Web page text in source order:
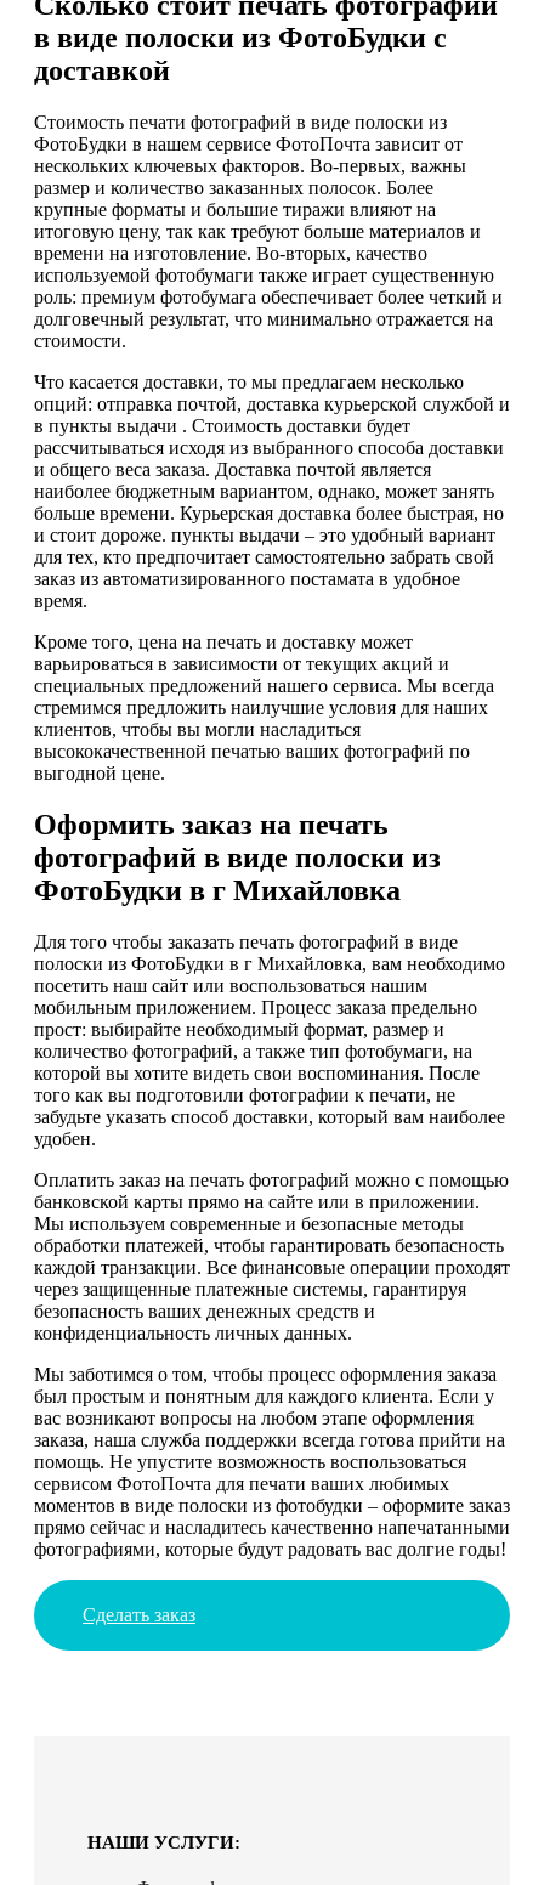
в виде полоски из ФотоБудки с
доставкой
Стоимость печати фотографий в виде полоски из
ФотоБудки в нашем сервисе ФотоПочта зависит от
нескольких ключевых факторов. Во-первых, важны
размер и количество заказанных полосок. Более
крупные форматы и большие тиражи влияют на
итоговую цену, так как требуют больше материалов и
времени на изготовление. Во-вторых, качество
используемой фотобумаги также играет существенную
роль: премиум фотобумага обеспечивает более четкий и
долговечный результат, что минимально отражается на
стоимости.
Что касается доставки, то мы предлагаем несколько
опций: отправка почтой, доставка курьерской службой и
в пункты выдачи . Стоимость доставки будет
рассчитываться исходя из выбранного способа доставки
и общего веса заказа. Доставка почтой является
наиболее бюджетным вариантом, однако, может занять
больше времени. Курьерская доставка более быстрая, но
и стоит дороже. пункты выдачи – это удобный вариант
для тех, кто предпочитает самостоятельно забрать свой
заказ из автоматизированного постамата в удобное
время.
Кроме того, цена на печать и доставку может
варьироваться в зависимости от текущих акций и
специальных предложений нашего сервиса. Мы всегда
стремимся предложить наилучшие условия для наших
клиентов, чтобы вы могли насладиться
высококачественной печатью ваших фотографий по
выгодной цене.
Оформить заказ на печать
фотографий в виде полоски из
ФотоБудки в г Михайловка
Для того чтобы заказать печать фотографий в виде
полоски из ФотоБудки в г Михайловка, вам необходимо
посетить наш сайт или воспользоваться нашим
мобильным приложением. Процесс заказа предельно
прост: выбирайте необходимый формат, размер и
количество фотографий, а также тип фотобумаги, на
которой вы хотите видеть свои воспоминания. После
того как вы подготовили фотографии к печати, не
забудьте указать способ доставки, который вам наиболее
удобен.
Оплатить заказ на печать фотографий можно с помощью
банковской карты прямо на сайте или в приложении.
Мы используем современные и безопасные методы
обработки платежей, чтобы гарантировать безопасность
каждой транзакции. Все финансовые операции проходят
через защищенные платежные системы, гарантируя
безопасность ваших денежных средств и
конфиденциальность личных данных.
Мы заботимся о том, чтобы процесс оформления заказа
был простым и понятным для каждого клиента. Если у
вас возникают вопросы на любом этапе оформления
заказа, наша служба поддержки всегда готова прийти на
помощь. Не упустите возможность воспользоваться
сервисом ФотоПочта для печати ваших любимых
моментов в виде полоски из фотобудки – оформите заказ
прямо сейчас и насладитесь качественно напечатанными
фотографиями, которые будут радовать вас долгие годы!
Сделать заказ
НАШИ УСЛУГИ: